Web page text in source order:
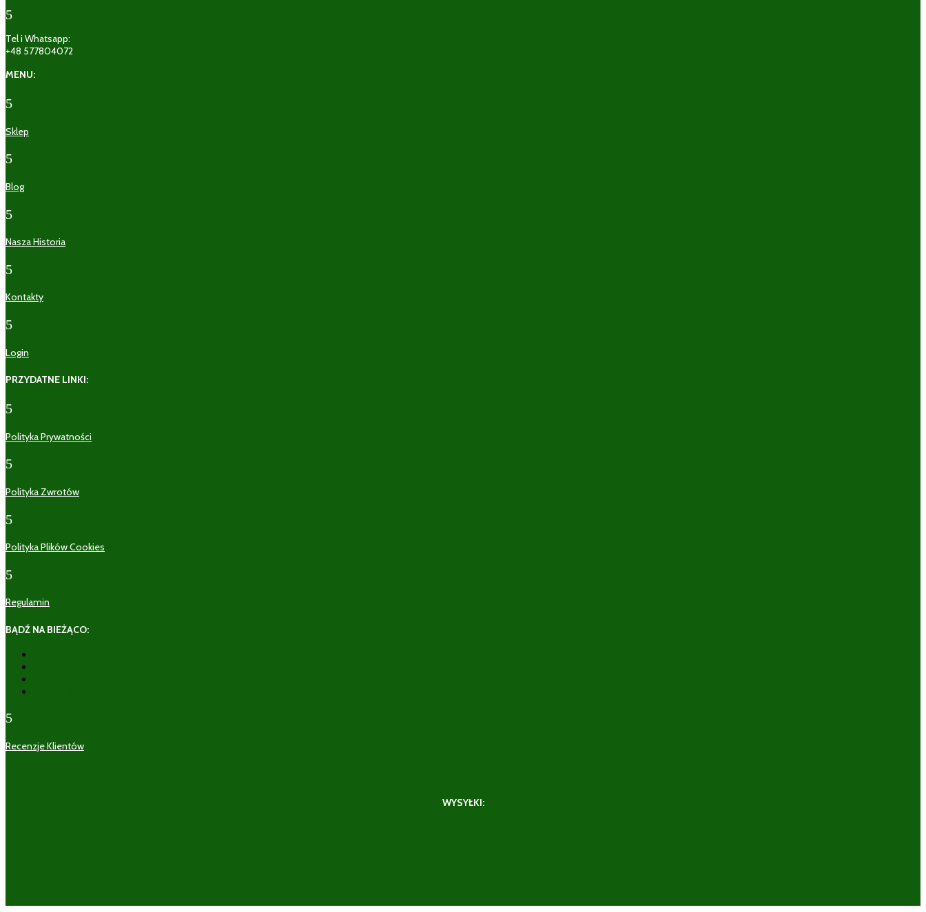
5
Tel i Whatsapp:
+48 577804072
MENU:
5
Sklep
5
Blog
5
Nasza Historia
5
Kontakty
5
Login
PRZYDATNE LINKI:
5
Polityka Prywatności
5
Polityka Zwrotów
5
Polityka Plików Cookies
5
Regulamin
BĄDŹ NA BIEŻĄCO:
5
Recenzje Klientów
WYSYŁKI: